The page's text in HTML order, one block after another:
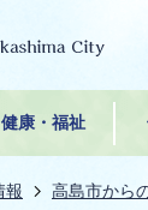
康・福祉
報 高島市から